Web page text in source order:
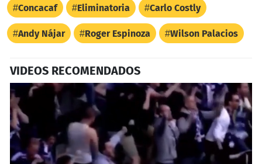
Concacaf Eliminatoria Carlo Costly
Andy Nájar Roger Espinoza Wilson Palacios
VIDEOS RECOMENDADOS